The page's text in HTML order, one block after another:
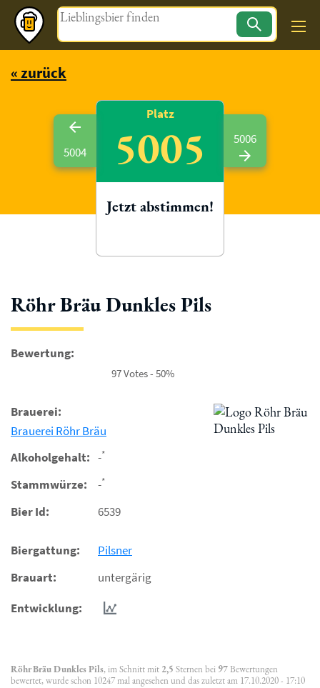
Magazin
« zurück
Röhr Bräu Dunkles Pils
Bewertung:
97 Votes - 50%
Brauerei:
Brauerei Röhr Bräu
Alkoholgehalt: -*
Stammwürze: -*
Bier Id: 6539
Biergattung:
Pilsner
Brauart:
untergärig
Entwicklung:
Röhr Bräu Dunkles Pils, im Schnitt mit 2,5 Sternen bei 97Bewertungen
bewertet, wurde schon 10247 mal angesehen und das zuletzt am 17.10.2020 - 17:10
5004
Platz
5005
Jetzt abstimmen!
5006